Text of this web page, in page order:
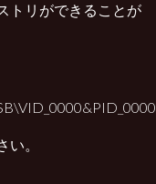
トリができることが
。